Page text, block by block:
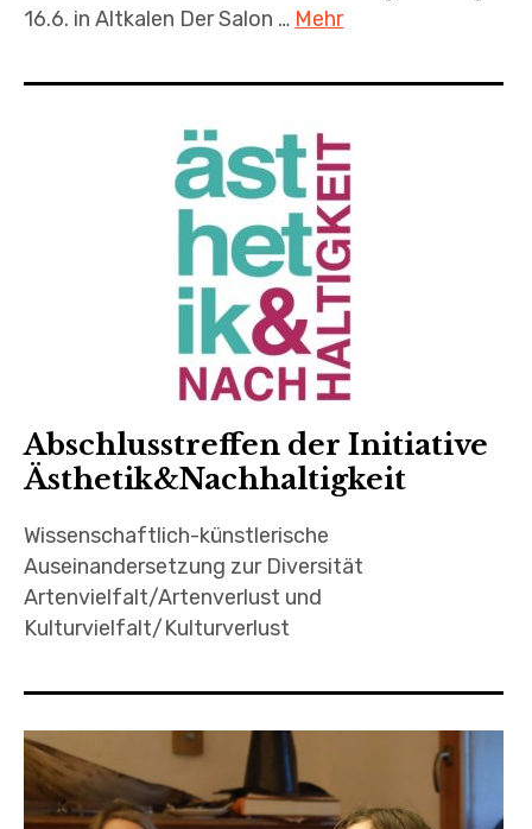
16.6. in Altkalen Der Salon … Mehr
Abschlusstreffen der Initiative
Ästhetik&Nachhaltigkeit
Wissenschaftlich-künstlerische
Auseinandersetzung zur Diversität
Artenvielfalt/Artenverlust und
Kulturvielfalt/Kulturverlust